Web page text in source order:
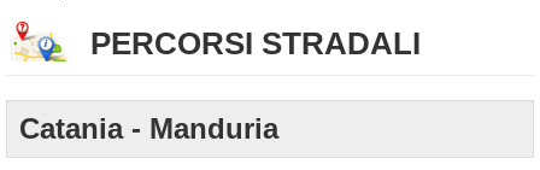
PERCORSI STRADALI
Catania - Manduria